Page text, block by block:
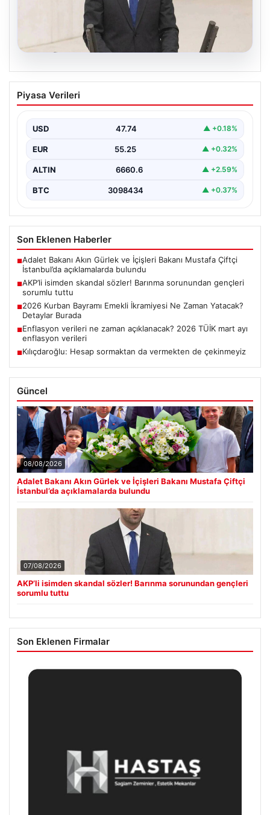
AKP’li isimden skandal sözler! Barınma
sorunundan gençleri sorumlu tuttu
Sorunu ve Gençlerin Sorumluluğu Üzerine Tartışmalar”,
“content”:…
Piyasa Verileri
USD 47.74 ▲ +0.18%
EUR 55.25 ▲ +0.32%
ALTIN 6660.6 ▲ +2.59%
BTC 3098434 ▲ +0.37%
Son Eklenen Haberler
■Adalet Bakanı Akın Gürlek ve İçişleri Bakanı Mustafa Çiftçi
İstanbul’da açıklamalarda bulundu
■AKP’li isimden skandal sözler! Barınma sorunundan gençleri
sorumlu tuttu
■2026 Kurban Bayramı Emekli İkramiyesi Ne Zaman Yatacak?
Detaylar Burada
■Enflasyon verileri ne zaman açıklanacak? 2026 TÜİK mart ayı
enflasyon verileri
■Kılıçdaroğlu: Hesap sormaktan da vermekten de çekinmeyiz
Güncel
08/08/2026
Adalet Bakanı Akın Gürlek ve İçişleri Bakanı Mustafa Çiftçi
İstanbul’da açıklamalarda bulundu
07/08/2026
AKP’li isimden skandal sözler! Barınma sorunundan gençleri
sorumlu tuttu
Son Eklenen Firmalar